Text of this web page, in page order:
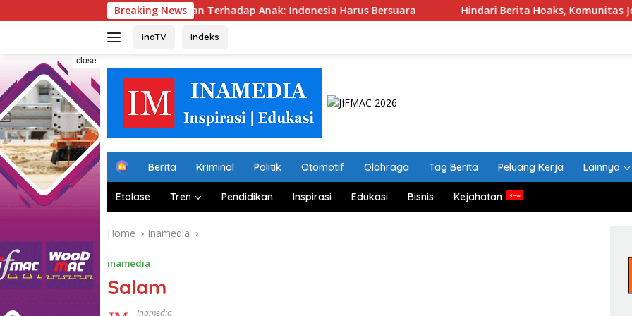
to
Breaking News
Tsunami Kekerasan Terhadap Anak: Indonesia Harus Bersuara Hindari Berita Hoaks, Komunitas Jogja Menyapa
inaTV Indeks
close
H
m
e
Berita Kriminal Politik Otomotif Olahraga Tag Berita Peluang Kerja Lainnya
Etalase Tren Pendidikan Inspirasi Edukasi Bisnis Kejahatan
Home inamedia
inamedia
Salam
Inamedia